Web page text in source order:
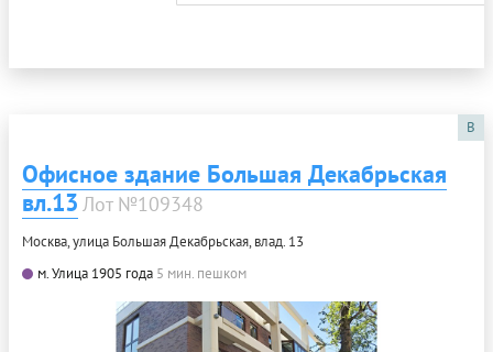
B
Офисное здание Большая Декабрьская
вл.13 Лот №109348
Москва, улица Большая Декабрьская, влад. 13
м. Улица 1905 года 5 мин. пешком